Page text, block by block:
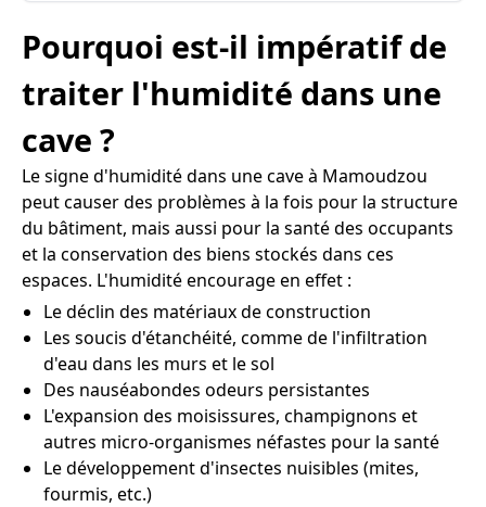
Pourquoi est-il impératif de
traiter l'humidité dans une
cave ?
Le signe d'humidité dans une cave à Mamoudzou
peut causer des problèmes à la fois pour la structure
du bâtiment, mais aussi pour la santé des occupants
et la conservation des biens stockés dans ces
espaces. L'humidité encourage en effet :
Le déclin des matériaux de construction
Les soucis d'étanchéité, comme de l'infiltration
d'eau dans les murs et le sol
Des nauséabondes odeurs persistantes
L'expansion des moisissures, champignons et
autres micro-organismes néfastes pour la santé
Le développement d'insectes nuisibles (mites,
fourmis, etc.)